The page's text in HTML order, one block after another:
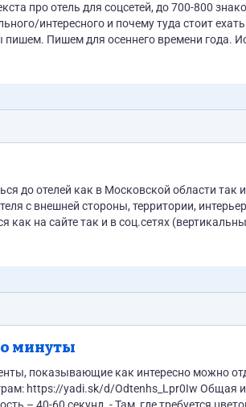
про отель для соцсетей, до 700-800
интересного и почему туда стоит
Пишем для осеннего времени года.
до отелей как в Московской области так
с внешней стороны, территории,
минуты
Odtenhs_Lpr0Iw Общая информация: - Формат –